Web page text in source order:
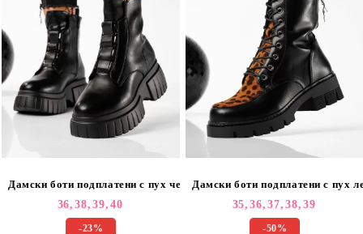
Дамски боти подплатени с пух черни от еко кожа Maia #22787
36, 38, 39, 40
-23%
Дамски боти подплатени с пух
35, 36, 37, 38, 39
-50%